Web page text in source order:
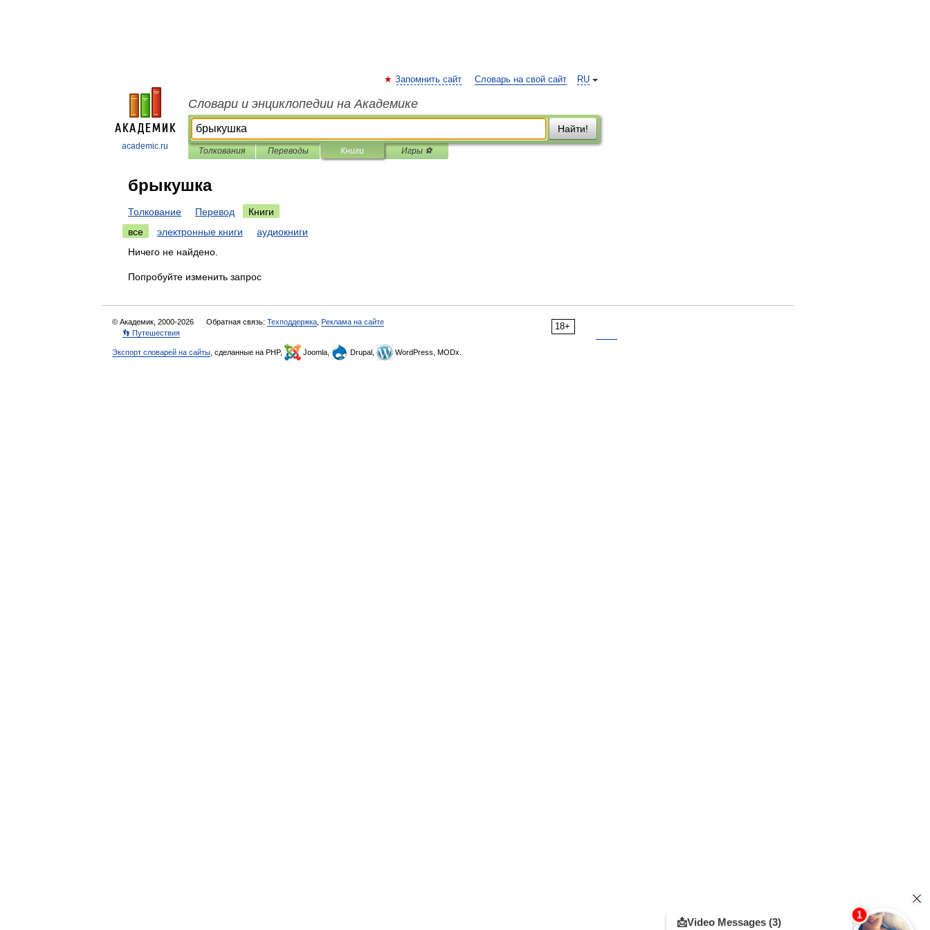
academic.ru
RU
Запомнить сайт Словарь на свой сайт
Словари и энциклопедии на Академике
Найти!
Толкования Переводы Книги Игры ⚽
брыкушка
Толкование Перевод
Книги
все
электронные книги
аудиокниги
Ничего не найдено.
Попробуйте изменить запрос
18+
© Академик, 2000-2026 Обратная связь: Техподдержка Реклама на сайте
👣 Путешествия
Экспорт словарей на сайты , сделанные на PHP, Joomla, Drupal, WordPress, MODx.